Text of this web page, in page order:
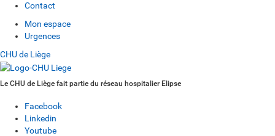
Contact
Mon espace
Urgences
CHU de Liège
Le CHU de Liège fait partie du réseau hospitalier Elipse
Facebook
Linkedin
Youtube